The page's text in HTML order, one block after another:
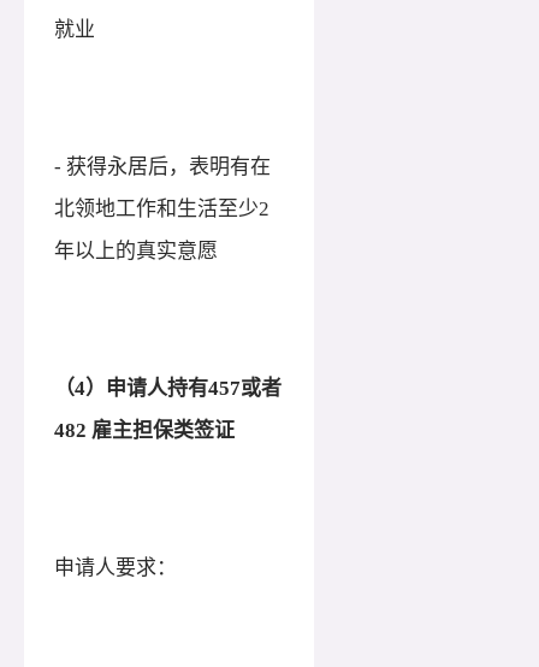
就业
- 获得永居后，表明有在
北领地工作和生活至少2
年以上的真实意愿
（4）申请人持有457或者
482 雇主担保类签证
申请人要求：